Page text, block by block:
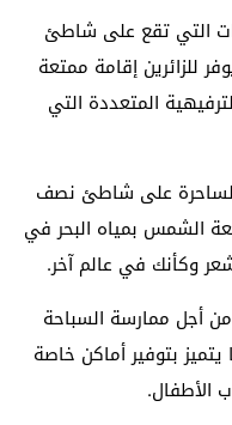
التي تقع على شاطئ
للزائرين إقامة ممتعة
المتعددة التي
الساحرة على شاطئ نصف
الشمس بمياه البحر في
وكأنك في عالم آخر.
أجل ممارسة السباحة
بتوفير أماكن خاصة
الأطفال.